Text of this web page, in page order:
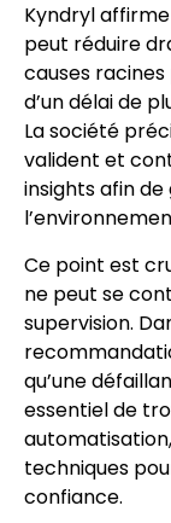
Kyndryl
peut réduire
causes
d’un délai de
La société
valident et
insights afin
Ce point est
ne peut se
supervision.
qu’une
essentiel de
techniques
confiance.